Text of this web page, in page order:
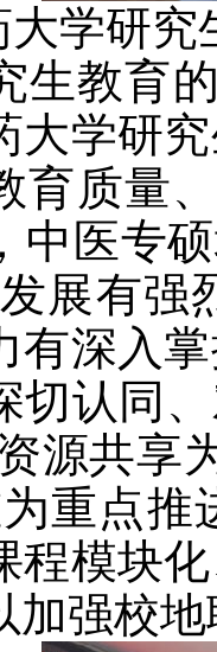
大学研
生教育
大学研
育质量
中医专
展有强
有深入
切认同
源共享
重点推
程模块
加强校